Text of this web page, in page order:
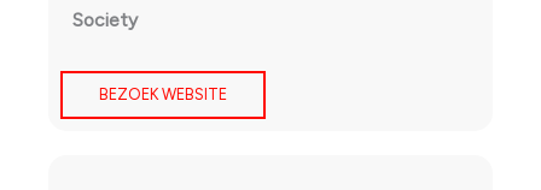
Society
BEZOEK WEBSITE